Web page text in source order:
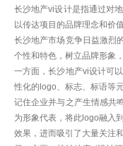
长沙地产vi设计是指通过对
以传达项目的品牌理念和价
长沙地产市场竞争日益激烈
个性和特色，树立品牌形象
一方面，长沙地产vi设计可
性化的logo、标志、标语等
记住企业并与之产生情感共
为形象代表，将此logo融入
效果，进而吸引了大量关注和